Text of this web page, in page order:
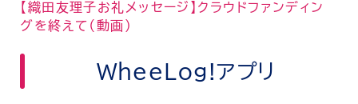
【織田友理子お礼メッセージ】クラウドファンディン
グを終えて（動画）
WheeLog!アプリ